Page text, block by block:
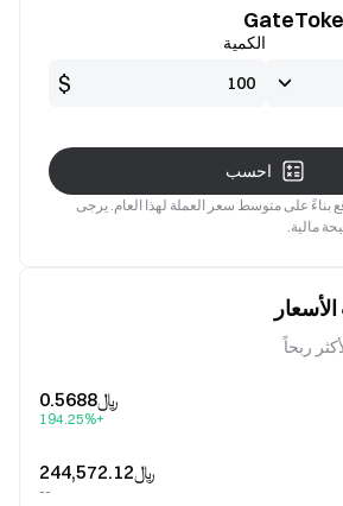
الكمية
$
احسب
بناءً على متوسط سعر العملة لهذا العام. يرجى
مالية.
ربحاً
﷼‎0.5688
+194.25%
﷼‎244,572.12
--